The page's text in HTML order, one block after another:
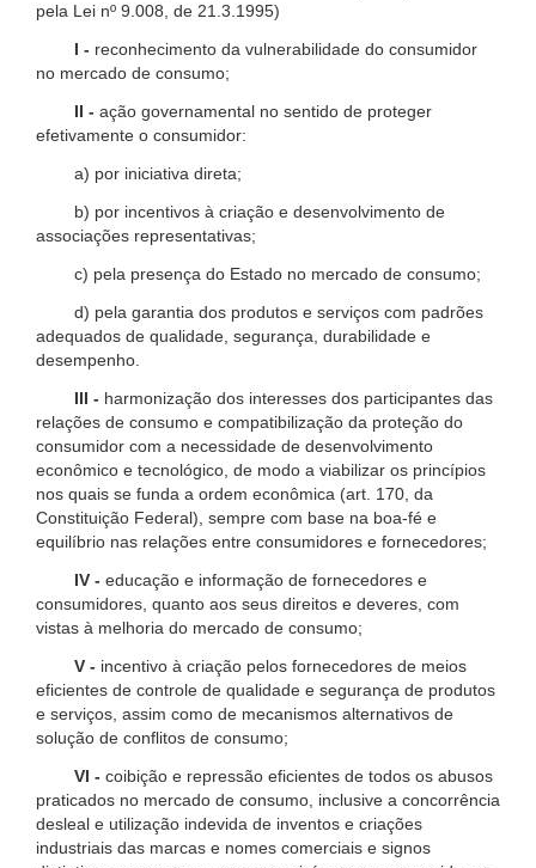
pela Lei nº 9.008, de 21.3.1995)
I - reconhecimento da vulnerabilidade do consumidor
no mercado de consumo;
II - ação governamental no sentido de proteger
efetivamente o consumidor:
a) por iniciativa direta;
b) por incentivos à criação e desenvolvimento de
associações representativas;
c) pela presença do Estado no mercado de consumo;
d) pela garantia dos produtos e serviços com padrões
adequados de qualidade, segurança, durabilidade e
desempenho.
III - harmonização dos interesses dos participantes das
relações de consumo e compatibilização da proteção do
consumidor com a necessidade de desenvolvimento
econômico e tecnológico, de modo a viabilizar os princípios
nos quais se funda a ordem econômica (art. 170, da
Constituição Federal), sempre com base na boa-fé e
equilíbrio nas relações entre consumidores e fornecedores;
IV - educação e informação de fornecedores e
consumidores, quanto aos seus direitos e deveres, com
vistas à melhoria do mercado de consumo;
V - incentivo à criação pelos fornecedores de meios
eficientes de controle de qualidade e segurança de produtos
e serviços, assim como de mecanismos alternativos de
solução de conflitos de consumo;
VI - coibição e repressão eficientes de todos os abusos
praticados no mercado de consumo, inclusive a concorrência
desleal e utilização indevida de inventos e criações
industriais das marcas e nomes comerciais e signos